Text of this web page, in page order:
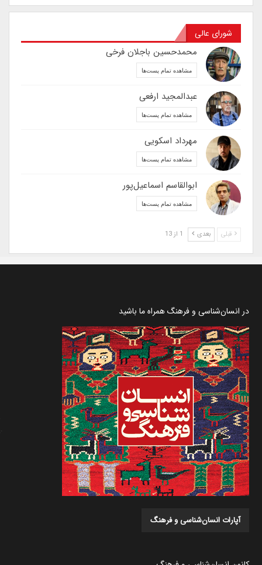
شورای عالی
محمدحسین باجلان فرخی
مشاهده تمام پست‌ها
عبدالمجید ارفعی
مشاهده تمام پست‌ها
مهرداد اسکویی
مشاهده تمام پست‌ها
ابوالقاسم اسماعیل‌پور
مشاهده تمام پست‌ها
قبلی بعدی
در انسان‌شناسی و فرهنگ همراه ما باشید
آپارات انسان‌شناسی و فرهنگ